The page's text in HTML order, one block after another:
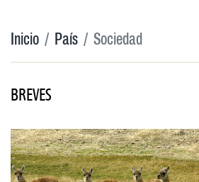
Inicio País Sociedad
BREVES